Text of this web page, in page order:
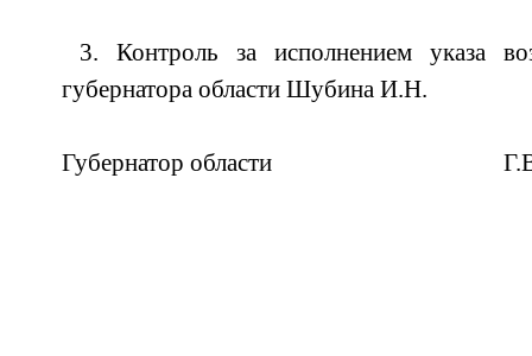
3. Контроль за исполнением указа
губернатора области Шубина И.Н.
Губернатор области